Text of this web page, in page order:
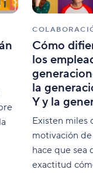
Cómo
los
la
Y y la
Existen miles
motivación
hace que sea
exactitud